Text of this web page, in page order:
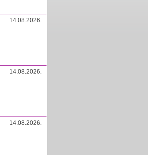
14.08.2026.
14.08.2026.
14.08.2026.